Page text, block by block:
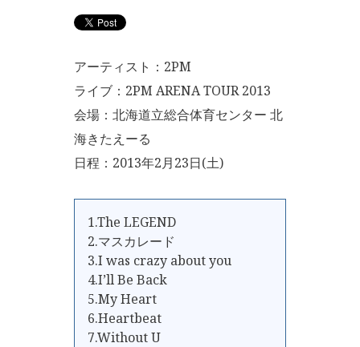
アーティスト：2PM
ライブ：2PM ARENA TOUR 2013
会場：北海道立総合体育センター 北
海きたえーる
日程：2013年2月23日(土)
1.The LEGEND
2.マスカレード
3.I was crazy about you
4.I’ll Be Back
5.My Heart
6.Heartbeat
7.Without U